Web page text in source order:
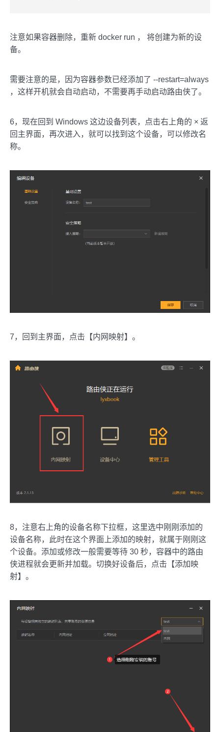
注意如果容器删除，重新 docker run ， 将创建为新的设
备。
需要注意的是，因为容器参数已经添加了 --restart=always
，这样开机就会自动启动，不需要再手动启动路由侠了。
6，现在回到 Windows 这边设备列表，点击右上角的 × 返
回主界面，再次进入，就可以找到这个设备，可以修改名
称。
7，回到主界面，点击【内网映射】。
8，注意右上角的设备名称下拉框，这里选中刚刚添加的
设备名称，此时在这个界面上添加的映射，就属于刚刚这
个设备。添加或修改一般需要等待 30 秒，容器中的路由
侠进程就会更新并加载。切换好设备后，点击【添加映
射】。